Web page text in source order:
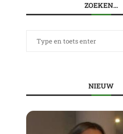
ZOEKEN…
NIEUW